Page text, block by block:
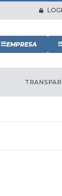
EMPRESA